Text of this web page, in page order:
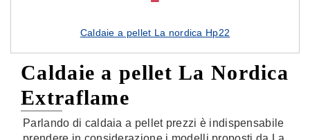
Caldaie a pellet La nordica Hp22
Caldaie a pellet La Nordica
Extraflame
Parlando di caldaia a pellet prezzi è indispensabile